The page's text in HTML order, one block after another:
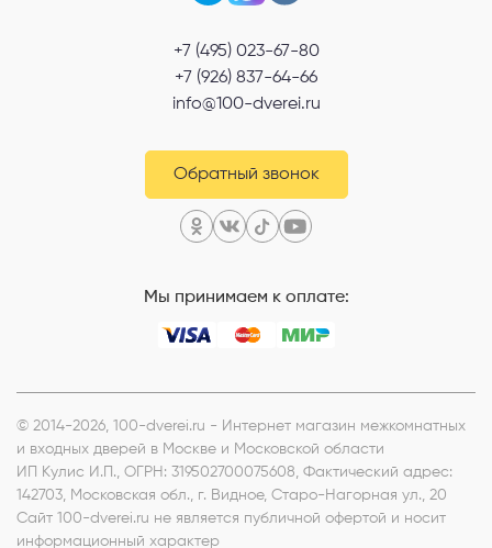
+7 (495) 023-67-80
+7 (926) 837-64-66
info@100-dverei.ru
Обратный звонок
Мы принимаем к оплате:
© 2014-2026, 100-dverei.ru - Интернет магазин межкомнатных
и входных дверей в Москве и Московской области
ИП Кулис И.П., ОГРН: 319502700075608, Фактический адрес:
142703, Московская обл., г. Видное, Старо-Нагорная ул., 20
Сайт 100-dverei.ru не является публичной офертой и носит
информационный характер